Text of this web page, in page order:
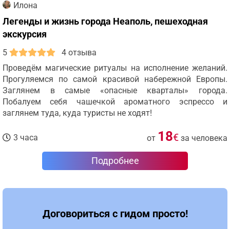
Илона
Легенды и жизнь города Неаполь, пешеходная
экскурсия
5
4 отзыва
Проведём магические ритуалы на исполнение желаний.
Прогуляемся по самой красивой набережной Европы.
Заглянем в самые «опасные кварталы» города.
Побалуем себя чашечкой ароматного эспрессо и
заглянем туда, куда туристы не ходят!
3 часа от 18€ за человека
Подробнее
Договориться с гидом просто!